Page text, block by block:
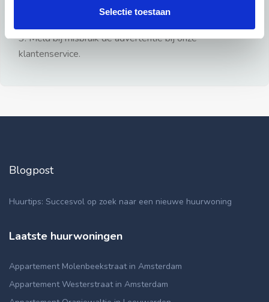
Selectie toestaan
3: Meld bij misbruik de advertentie bij onze
klantenservice.
Blogpost
Huurtips: Succesvol op zoek naar een nieuwe huurwoning
Laatste huurwoningen
Appartement Molenbeekstraat in Amsterdam
Appartement Westerstraat in Amsterdam